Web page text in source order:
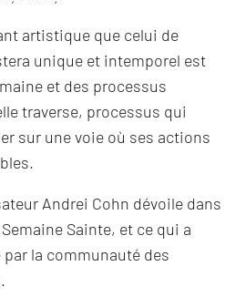
artistique que celui de
unique et intemporel est
et des processus
traverse, processus qui
sur une voie où ses actions
Andrei Cohn dévoile dans
Sainte, et ce qui a
la communauté des